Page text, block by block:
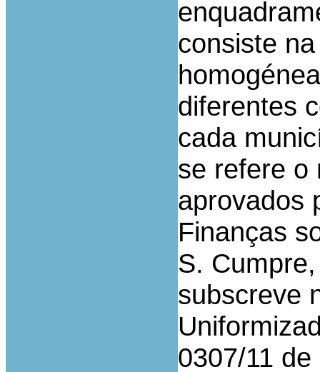
consiste
diferentes
cada
se refere o
aprovados
Finanças
S.
subscreve
0307/11